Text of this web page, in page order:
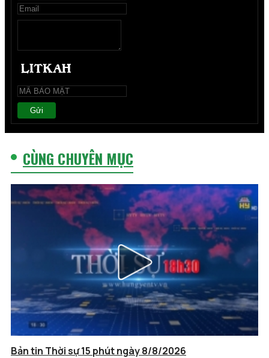
Gửi
CÙNG CHUYÊN MỤC
Bản tin Thời sự 15 phút ngày 8/8/2026